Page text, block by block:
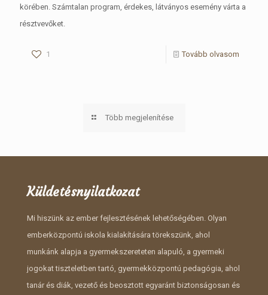
körében. Számtalan program, érdekes, látványos esemény várta a
résztvevőket.
1 Tovább olvasom
Több megjelenítése
Küldetésnyilatkozat
Mi hiszünk az ember fejlesztésének lehetőségében. Olyan
emberközpontú iskola kialakítására törekszünk, ahol
munkánk alapja a gyermekszereteten alapuló, a gyermeki
jogokat tiszteletben tartó, gyermekközpontú pedagógia, ahol
tanár és diák, vezető és beosztott egyaránt biztonságosan és